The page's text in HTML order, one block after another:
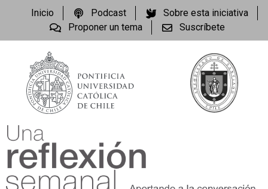
Inicio Podcast
Sobre esta iniciativa
Proponer un tema
Suscríbete